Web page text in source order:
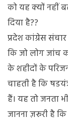
को यह क्यों नहीं
दिया है??
प्रदेश कांग्रेस
कि जो लोग जांच
के शहीदों के
चाहती है कि
हैं। यह तो जनता
जानना ज़रूरी है